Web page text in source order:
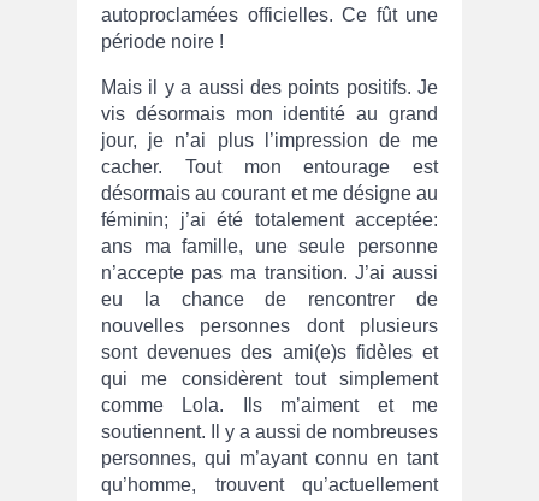
autoproclamées officielles. Ce fût une
période noire !
Mais il y a aussi des points positifs. Je
vis désormais mon identité au grand
jour, je n’ai plus l’impression de me
cacher. Tout mon entourage est
désormais au courant et me désigne au
féminin; j’ai été totalement acceptée:
ans ma famille, une seule personne
n’accepte pas ma transition. J’ai aussi
eu la chance de rencontrer de
nouvelles personnes dont plusieurs
sont devenues des ami(e)s fidèles et
qui me considèrent tout simplement
comme Lola. Ils m’aiment et me
soutiennent. Il y a aussi de nombreuses
personnes, qui m’ayant connu en tant
qu’homme, trouvent qu’actuellement